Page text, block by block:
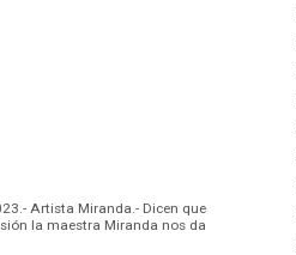
Artista Miranda.- Dicen que
la maestra Miranda nos da